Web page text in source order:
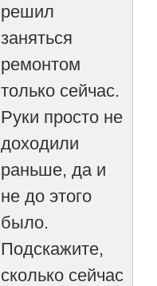
решил
заняться
ремонтом
только сейчас.
Руки просто не
доходили
раньше, да и
не до этого
было.
Подскажите,
сколько сейчас